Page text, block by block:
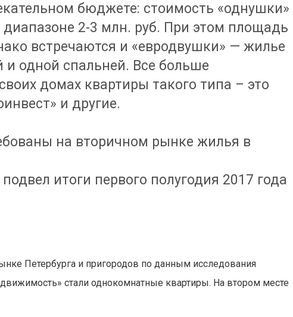
бюджете: стоимость «однушки»
диапазоне 2-3 млн. руб. При этом площадь
встречаются и «евродвушки» — жилье
и одной спальней. Все больше
домах квартиры такого типа – это
и другие.
на вторичном рынке жилья в
итоги первого полугодия 2017 года
Петербурга и пригородов по данным исследования
стали однокомнатные квартиры. На втором месте